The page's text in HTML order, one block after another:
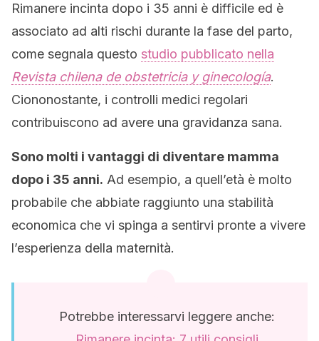
Rimanere incinta dopo i 35 anni è difficile ed è
associato ad alti rischi durante la fase del parto,
come segnala questo studio pubblicato nella
Revista chilena de obstetricia y ginecología.
Ciononostante, i controlli medici regolari
contribuiscono ad avere una gravidanza sana.
Sono molti i vantaggi di diventare mamma
dopo i 35 anni. Ad esempio, a quell’età è molto
probabile che abbiate raggiunto una stabilità
economica che vi spinga a sentirvi pronte a vivere
l’esperienza della maternità.
Potrebbe interessarvi leggere anche: